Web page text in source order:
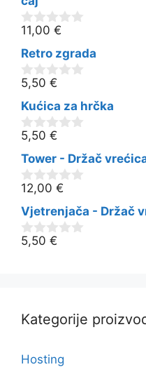
0
d
5
11,00 €
Retro zgrada
0
d
5
5,50 €
Kućica za hrčka
0
d
5
5,50 €
Tower - Držač
0
d
5
12,00 €
Vjetrenjača - Držač
0
5,50 €
Kategorije
Hosting